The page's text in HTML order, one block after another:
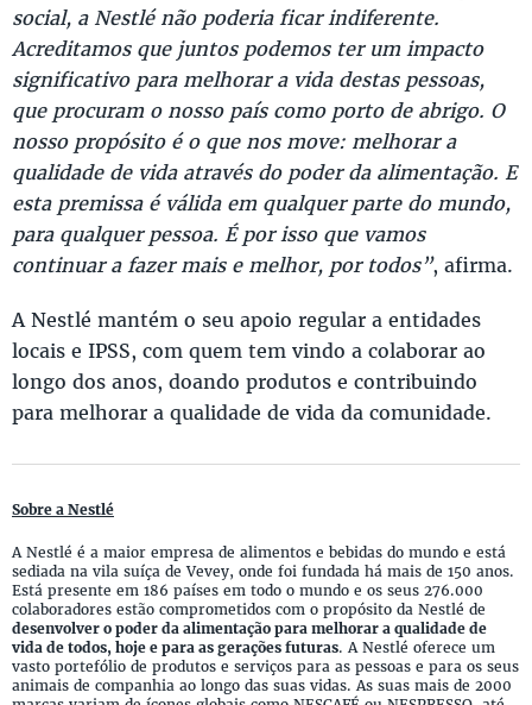
social, a Nestlé não poderia ficar indiferente.
Acreditamos que juntos podemos ter um impacto
significativo para melhorar a vida destas pessoas,
que procuram o nosso país como porto de abrigo. O
nosso propósito é o que nos move: melhorar a
qualidade de vida através do poder da alimentação. E
esta premissa é válida em qualquer parte do mundo,
para qualquer pessoa. É por isso que vamos
continuar a fazer mais e melhor, por todos”, afirma.
A Nestlé mantém o seu apoio regular a entidades
locais e IPSS, com quem tem vindo a colaborar ao
longo dos anos, doando produtos e contribuindo
para melhorar a qualidade de vida da comunidade.
Sobre a Nestlé
A Nestlé é a maior empresa de alimentos e bebidas do mundo e está
sediada na vila suíça de Vevey, onde foi fundada há mais de 150 anos.
Está presente em 186 países em todo o mundo e os seus 276.000
colaboradores estão comprometidos com o propósito da Nestlé de
desenvolver o poder da alimentação para melhorar a qualidade de
vida de todos, hoje e para as gerações futuras. A Nestlé oferece um
vasto portefólio de produtos e serviços para as pessoas e para os seus
animais de companhia ao longo das suas vidas. As suas mais de 2000